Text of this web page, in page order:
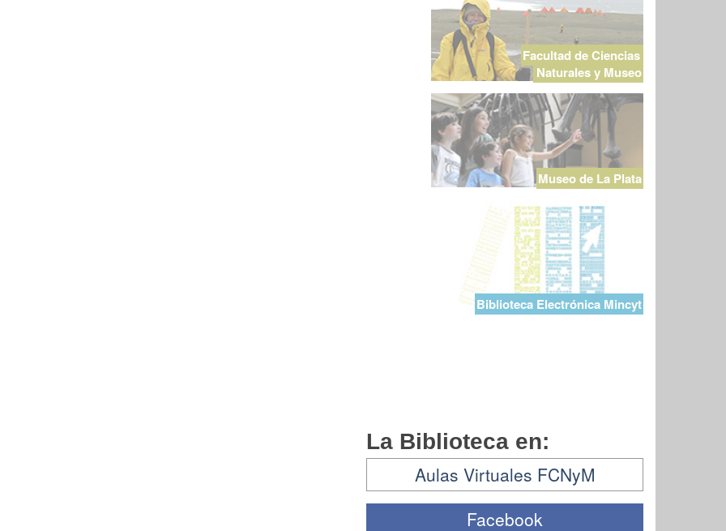
Facultad de Ciencias
Naturales y Museo
Museo de La Plata
Biblioteca Electrónica Mincyt
La Biblioteca en:
Aulas Virtuales FCNyM
Facebook